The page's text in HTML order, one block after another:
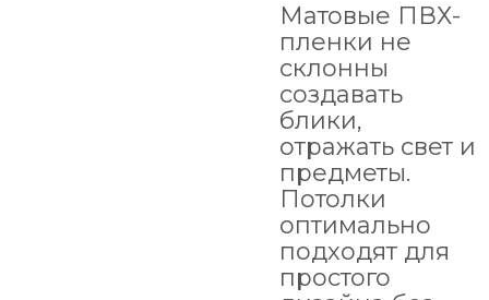
Матовые ПВХ-
пленки не
склонны
создавать
блики,
отражать свет и
предметы.
Потолки
оптимально
подходят для
простого